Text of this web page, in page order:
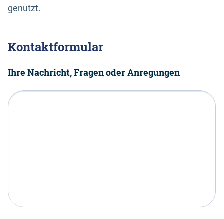
genutzt.
Kontaktformular
Ihre Nachricht, Fragen oder Anregungen